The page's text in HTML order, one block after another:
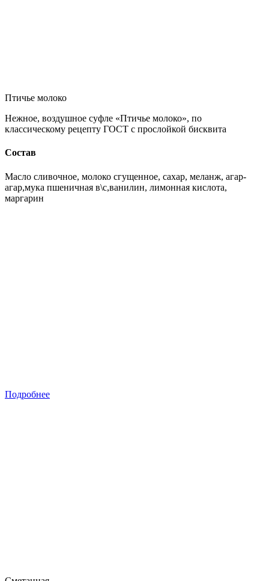
Птичье молоко
Нежное, воздушное суфле «Птичье молоко», по
классическому рецепту ГОСТ с прослойкой бисквита
Состав
Масло сливочное, молоко сгущенное, сахар, меланж, агар-
агар,мука пшеничная в\с,ванилин, лимонная кислота,
маргарин
Подробнее